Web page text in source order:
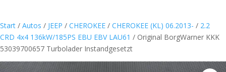
Start / Autos / JEEP / CHEROKEE / CHEROKEE (KL) 06.2013- / 2.2
CRD 4x4 136kW/185PS EBU EBV LAU61 / Original BorgWarner KKK
53039700657 Turbolader Instandgesetzt